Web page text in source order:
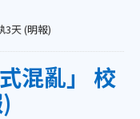
3天 (明報)
混亂」 校